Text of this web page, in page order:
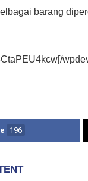
barang
196